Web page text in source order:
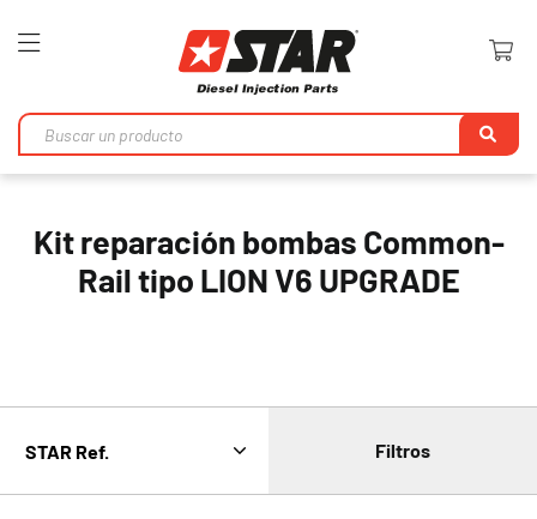
Toggle
en
Kit reparación bombas Common-
Rail tipo LION V6 UPGRADE
Filtros